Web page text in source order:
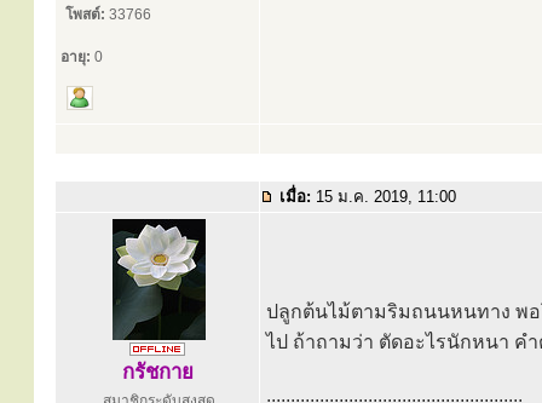
โพสต์: 33766
อายุ: 0
เมื่อ: 15 ม.ค. 2019, 11:00
กรัชกาย
ปลูกต้นไม้ตามริมถนนหนทาง พ
ไป ถ้าถามว่า ตัดอะไรนักหนา ค
.....................................................